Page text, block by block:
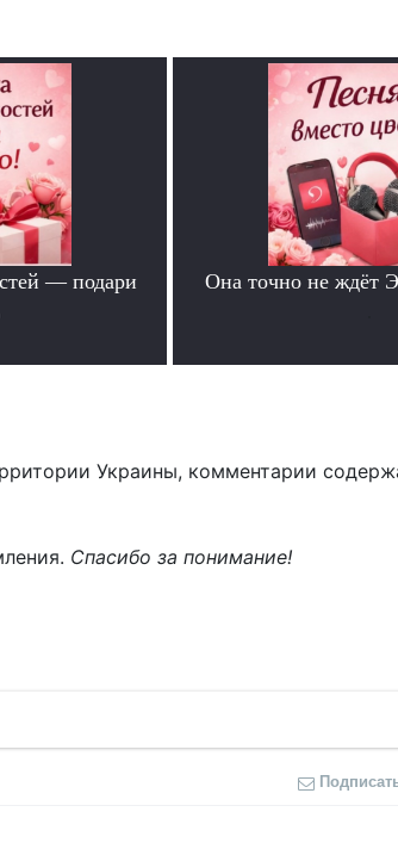
— подари
Она точно не ждёт
Украины, комментарии
Спасибо за понимание!